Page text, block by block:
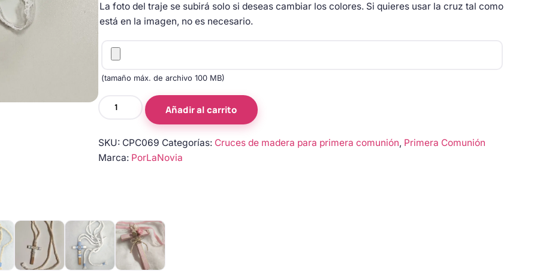
La foto del traje se subirá solo si deseas cambiar los colores. Si quieres usar la cruz tal como
está en la imagen, no es necesario.
(tamaño máx. de archivo 100 MB)
Cruces
para
primera
Añadir al carrito
SKU: CPC069 Categorías: Cruces de madera para primera comunión, Primera Comunión
Marca: PorLaNovia